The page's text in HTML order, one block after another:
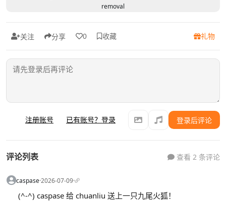
removal
关注 分享 0 收藏 礼物
注册账号 已有账号？登录 登录后评论
评论列表 查看 2 条评论
caspase·2026-07-09·
(^-^) caspase 给 chuanliu 送上一只九尾火狐！